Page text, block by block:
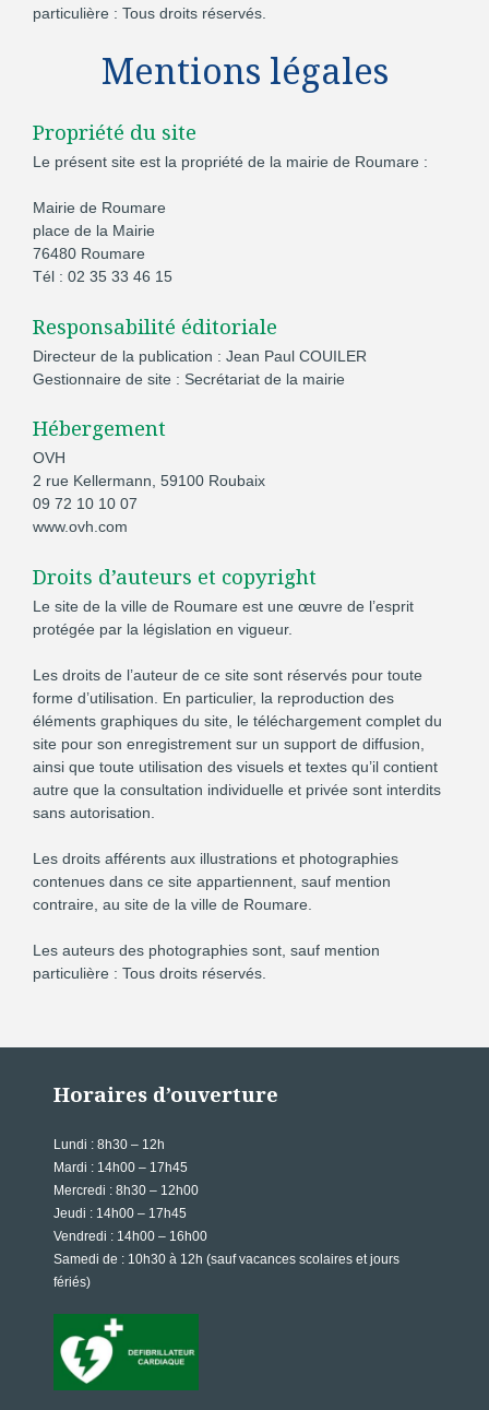
particulière : Tous droits réservés.
Mentions légales
Propriété du site
Le présent site est la propriété de la mairie de Roumare :
Mairie de Roumare
place de la Mairie
76480 Roumare
Tél : 02 35 33 46 15
Responsabilité éditoriale
Directeur de la publication : Jean Paul COUILER
Gestionnaire de site : Secrétariat de la mairie
Hébergement
OVH
2 rue Kellermann, 59100 Roubaix
09 72 10 10 07
www.ovh.com
Droits d’auteurs et copyright
Le site de la ville de Roumare est une œuvre de l’esprit
protégée par la législation en vigueur.
Les droits de l’auteur de ce site sont réservés pour toute
forme d’utilisation. En particulier, la reproduction des
éléments graphiques du site, le téléchargement complet du
site pour son enregistrement sur un support de diffusion,
ainsi que toute utilisation des visuels et textes qu’il contient
autre que la consultation individuelle et privée sont interdits
sans autorisation.
Les droits afférents aux illustrations et photographies
contenues dans ce site appartiennent, sauf mention
contraire, au site de la ville de Roumare.
Les auteurs des photographies sont, sauf mention
particulière : Tous droits réservés.
Horaires d’ouverture
Lundi : 8h30 – 12h
Mardi : 14h00 – 17h45
Mercredi : 8h30 – 12h00
Jeudi : 14h00 – 17h45
Vendredi : 14h00 – 16h00
Samedi de : 10h30 à 12h (sauf vacances scolaires et jours
fériés)